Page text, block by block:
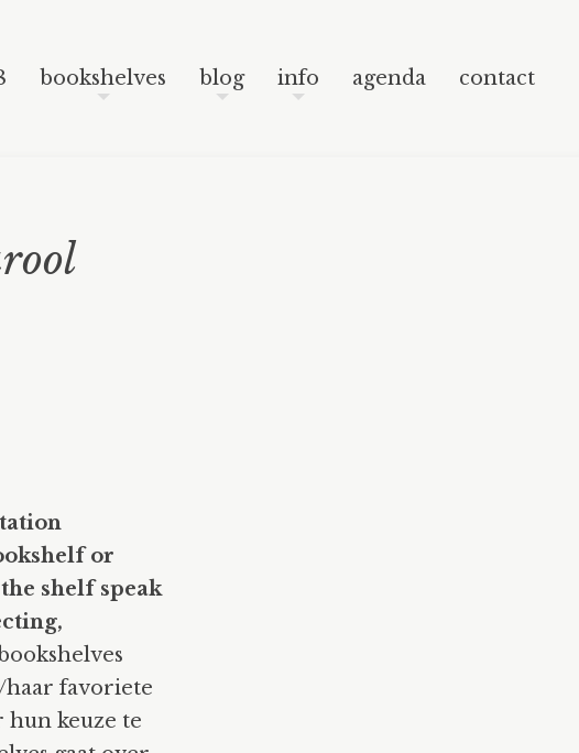
bookshelves blog info agenda contact
or
shelf speak
favoriete
keuze te